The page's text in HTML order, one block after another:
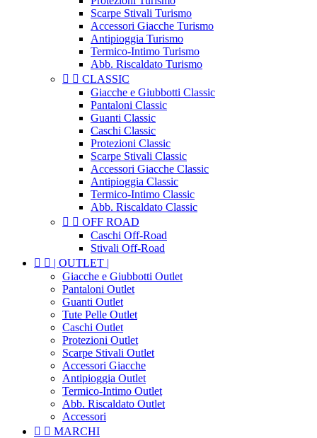
Scarpe Stivali Turismo
Accessori Giacche Turismo
Antipioggia Turismo
Termico-Intimo Turismo
Abb. Riscaldato Turismo
  CLASSIC
Giacche e Giubbotti Classic
Pantaloni Classic
Guanti Classic
Caschi Classic
Protezioni Classic
Scarpe Stivali Classic
Accessori Giacche Classic
Antipioggia Classic
Termico-Intimo Classic
Abb. Riscaldato Classic
  OFF ROAD
Caschi Off-Road
Stivali Off-Road
  | OUTLET |
Giacche e Giubbotti Outlet
Pantaloni Outlet
Guanti Outlet
Tute Pelle Outlet
Caschi Outlet
Protezioni Outlet
Scarpe Stivali Outlet
Accessori Giacche
Antipioggia Outlet
Termico-Intimo Outlet
Abb. Riscaldato Outlet
Accessori
  MARCHI